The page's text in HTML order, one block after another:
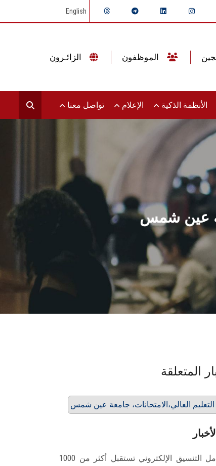
English
الأنظمة الذكية الإعلام تواصل معنا
عين شمس
المتعلقة
التعليم العالي،الامتحانات، جامعة عين شمس
معامل التنسيق الإلكتروني تستقبل أكثر من 1000